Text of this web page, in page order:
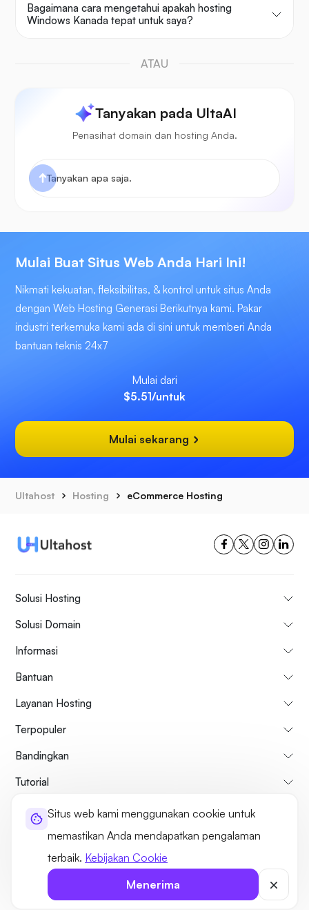
Situs web kami menggunakan cookie untuk
memastikan Anda mendapatkan pengalaman
terbaik. Kebijakan Cookie
Menerima
Bagaimana cara mengetahui apakah hosting
Windows Kanada tepat untuk saya?
ATAU
Tanyakan pada UltaAI
Penasihat domain dan hosting Anda.
Mulai Buat Situs Web Anda Hari Ini!
Nikmati kekuatan, fleksibilitas, & kontrol untuk situs Anda
dengan Web Hosting Generasi Berikutnya kami. Pakar
industri terkemuka kami ada di sini untuk memberi Anda
bantuan teknis 24x7
Mulai dari
$5.51/untuk
Mulai sekarang
Ultahost Hosting eCommerce Hosting
Solusi Hosting
Solusi Domain
Informasi
Bantuan
Layanan Hosting
Terpopuler
Bandingkan
Tutorial
Tentang kami
Syarat dan ketentuanKebijakan pribadiHukum Sitemap
©2026 UltaHost - Seluruh hak cipta